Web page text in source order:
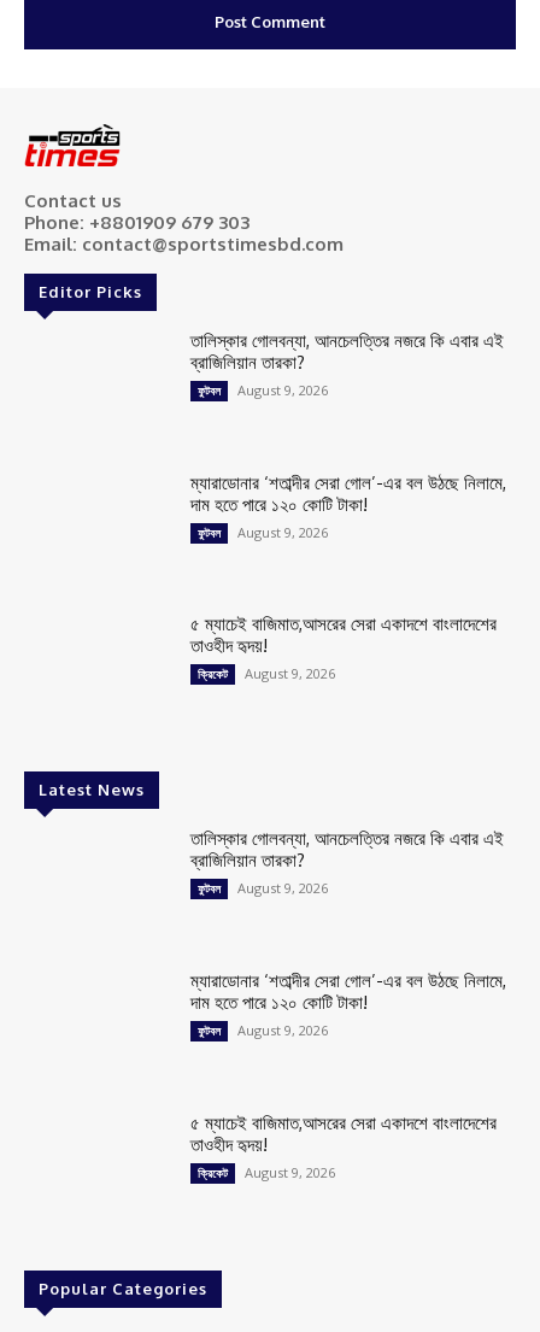
Contact us
Phone: +8801909 679 303
Email: contact@sportstimesbd.com
Editor Picks
তালিস্কার গোলবন্যা, আনচেলত্তির নজরে কি এবার এই
ব্রাজিলিয়ান তারকা?
ফুটবল August 9, 2026
ম্যারাডোনার ‘শতাব্দীর সেরা গোল’-এর বল উঠছে নিলামে,
দাম হতে পারে ১২০ কোটি টাকা!
ফুটবল August 9, 2026
৫ ম্যাচেই বাজিমাত,আসরের সেরা একাদশে বাংলাদেশের
তাওহীদ হৃদয়!
ক্রিকেট August 9, 2026
Latest News
তালিস্কার গোলবন্যা, আনচেলত্তির নজরে কি এবার এই
ব্রাজিলিয়ান তারকা?
ফুটবল August 9, 2026
ম্যারাডোনার ‘শতাব্দীর সেরা গোল’-এর বল উঠছে নিলামে,
দাম হতে পারে ১২০ কোটি টাকা!
ফুটবল August 9, 2026
৫ ম্যাচেই বাজিমাত,আসরের সেরা একাদশে বাংলাদেশের
তাওহীদ হৃদয়!
ক্রিকেট August 9, 2026
Popular Categories